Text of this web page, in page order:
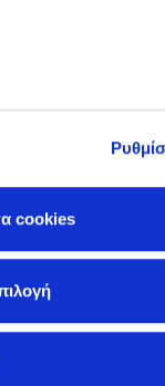
cookies